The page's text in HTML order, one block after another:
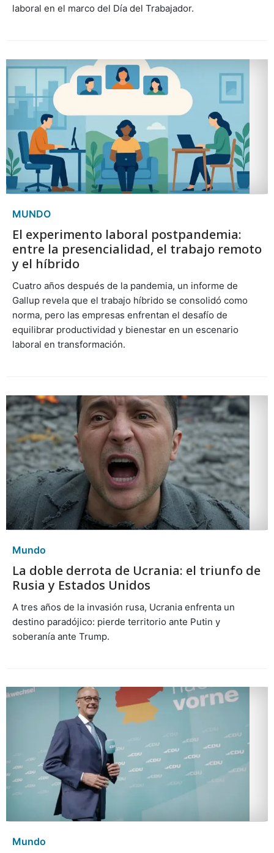
laboral en el marco del Día del Trabajador.
MUNDO
El experimento laboral postpandemia:
entre la presencialidad, el trabajo remoto
y el híbrido
Cuatro años después de la pandemia, un informe de
Gallup revela que el trabajo híbrido se consolidó como
norma, pero las empresas enfrentan el desafío de
equilibrar productividad y bienestar en un escenario
laboral en transformación.
Mundo
La doble derrota de Ucrania: el triunfo de
Rusia y Estados Unidos
A tres años de la invasión rusa, Ucrania enfrenta un
destino paradójico: pierde territorio ante Putin y
soberanía ante Trump.
Mundo